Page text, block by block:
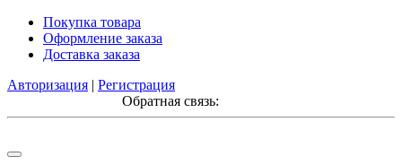
Покупка товара
Оформление заказа
Доставка заказа
Авторизация | Регистрация
Обратная связь: